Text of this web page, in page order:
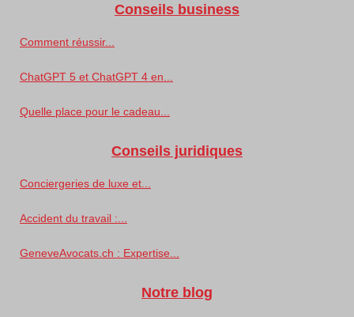
Conseils business
Comment réussir...
ChatGPT 5 et ChatGPT 4 en...
Quelle place pour le cadeau...
Conseils juridiques
Conciergeries de luxe et...
Accident du travail :...
GeneveAvocats.ch : Expertise...
Notre blog